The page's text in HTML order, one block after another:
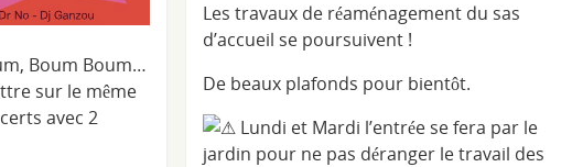
Boum Boum…
sur le même
avec 2
Les travaux de réaménagement du sas
d’accueil se poursuivent !
De beaux plafonds pour bientôt.
Lundi et Mardi l’entrée se fera par le
jardin pour ne pas déranger le travail des